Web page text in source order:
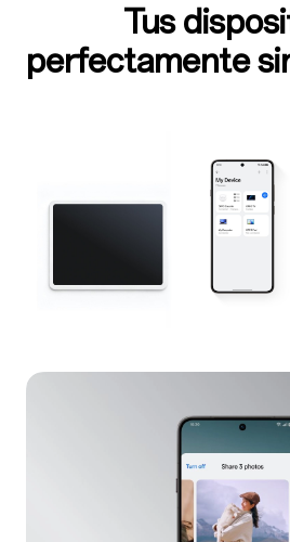
Tus
perfectamente